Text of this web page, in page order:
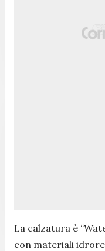
La calzatura è
con materiali